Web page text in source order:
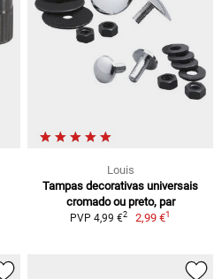
Louis
Tampas decorativas universais
cromado ou preto, par
PVP 4,99 €2 2,99 €1